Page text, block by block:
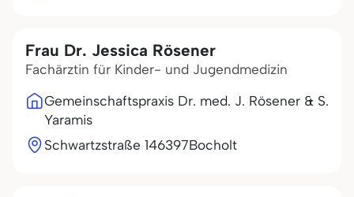
Frau Dr. Jessica Rösener
Fachärztin für Kinder- und Jugendmedizin
Gemeinschaftspraxis Dr. med. J. Rösener & S.
Yaramis
Schwartzstraße 146397Bocholt